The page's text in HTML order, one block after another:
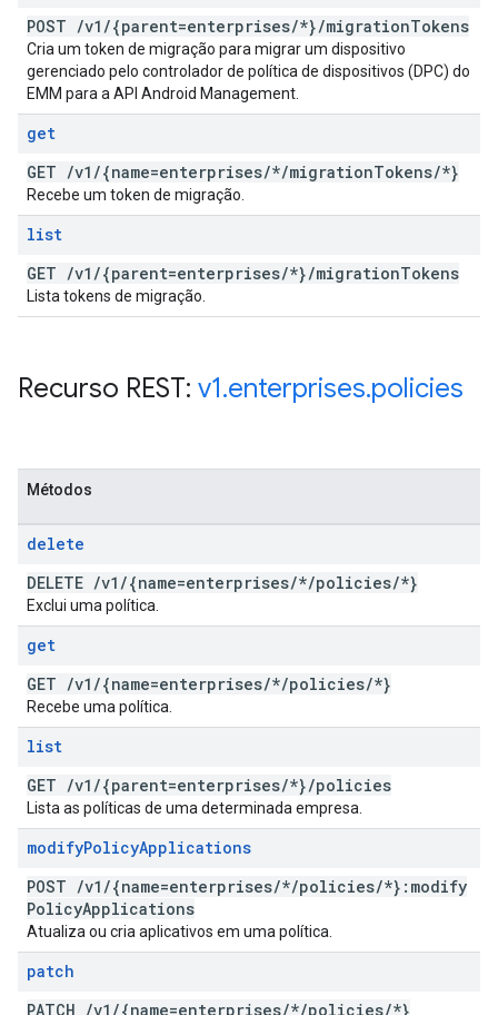
POST /v1 /{parent=enterprises/*}/migrationTokens
Cria um token de migração para migrar um dispositivo
gerenciado pelo controlador de política de dispositivos (DPC) do
EMM para a API Android Management.
get
GET /v1 /{name=enterprises/*/migrationTokens/*}
Recebe um token de migração.
list
GET /v1 /{parent=enterprises/*}/migrationTokens
Lista tokens de migração.
Recurso REST: v1.enterprises.policies
Métodos
delete
DELETE /v1 /{name=enterprises/*/policies/*}
Exclui uma política.
get
GET /v1 /{name=enterprises/*/policies/*}
Recebe uma política.
list
GET /v1 /{parent=enterprises/*}/policies
Lista as políticas de uma determinada empresa.
modifyPolicyApplications
POST /v1 /{name=enterprises/*/policies/*}:modify
PolicyApplications
Atualiza ou cria aplicativos em uma política.
patch
PATCH /v1 /{name=enterprises/*/policies/*}